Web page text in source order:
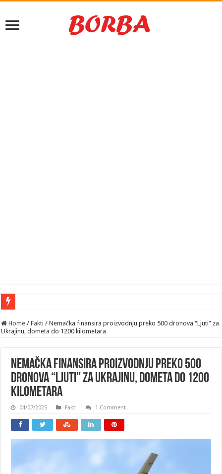
Home / Fakti / Nemačka finansira proizvodnju preko 500 dronova “Ljuti” za
Ukrajinu, dometa do 1200 kilometara
Nemačka finansira proizvodnju preko 500
dronova “Ljuti” za Ukrajinu, dometa do 1200
kilometara
04/07/2025 Fakti 1 Comment